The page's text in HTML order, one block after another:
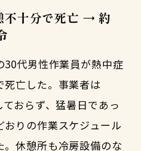
十分で死亡 → 約
代男性作業員が熱中症
死亡した。事業者は
おらず、猛暑日であっ
りの作業スケジュール
休憩所も冷房設備のな